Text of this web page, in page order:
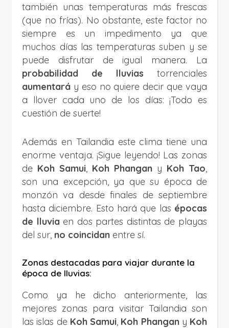
también unas temperaturas más frescas
(que no frías). No obstante, este factor no
siempre es un impedimento ya que
muchos días las temperaturas suben y se
puede disfrutar de igual manera. La
probabilidad de lluvias torrenciales
aumentará y eso no quiere decir que vaya
a llover cada uno de los días: ¡Todo es
cuestión de suerte!
Además en Tailandia este clima tiene una
enorme ventaja. ¡Sigue leyendo! Las zonas
de Koh Samui Koh Phangan y Koh Tao
son una excepción, ya que su época de
monzón va desde finales de septiembre
hasta diciembre. Esto hará que las épocas
de lluviaen dos partes distintas de playas
del sur, no coincidan entre sí.
Zonas destacadas para viajar durante la
época de lluvias:
Como ya he dicho anteriormente, las
mejores zonas para visitar Tailandia son
las islas de Koh Samui Koh Phangany Koh